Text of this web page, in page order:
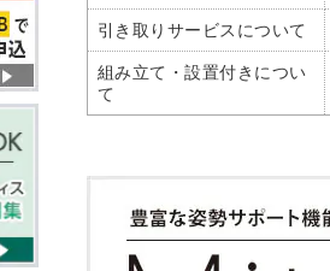
引き取りサービスについて
組み立て・設置付きについ
て